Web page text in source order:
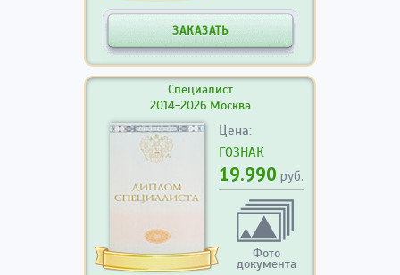
ЗАКАЗАТЬ
Специалист
2014-2026 Москва
Цена:
ГОЗНАК
19.990 руб.
Фото
документа